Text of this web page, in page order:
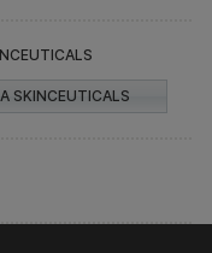
SKINCEUTICALS